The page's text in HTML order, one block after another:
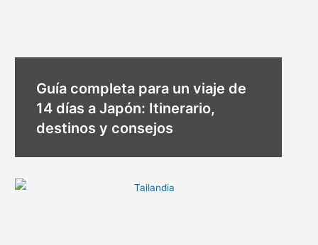
Guía completa para un viaje de
14 días a Japón: Itinerario,
destinos y consejos